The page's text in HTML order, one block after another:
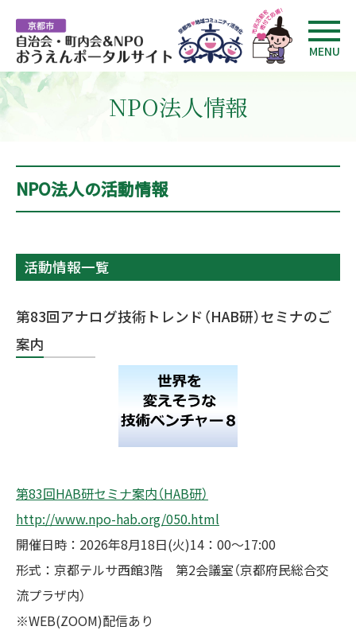
MENU
NPO法人情報
NPO法人の活動情報
活動情報一覧
第83回アナログ技術トレンド（HAB研）セミナのご
案内
第83回HAB研セミナ案内（HAB研）
http://www.npo-hab.org/050.html
開催日時：2026年8月18日(火)14：00～17:00
形式：京都テルサ西館3階 第2会議室（京都府民総合交
流プラザ内）
※WEB(ZOOM)配信あり